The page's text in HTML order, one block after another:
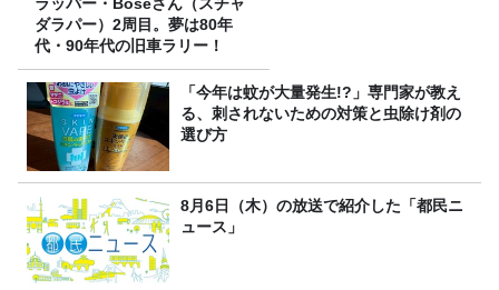
ダラパー）2周目。夢は80年
代・90年代の旧車ラリー！
「今年は蚊が大量発生!?」専門家が教え
る、刺されないための対策と虫除け剤の
選び方
8月6日（木）の放送で紹介した「都民ニ
ュース」